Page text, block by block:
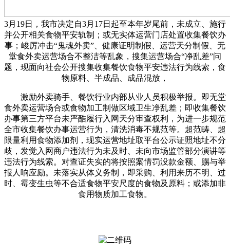
3月19日，我市决定自3月17日起至本年岁尾前，未成立、施行
并公开相关食物平安轨制；或无实体运营门店处置收集餐饮办
事；峻厉冲击“鬼魂外卖”、健康证明制假、运营天分制假、无
堂食外卖运营场合不整洁等乱象，搜集运营场合“净乱差”问
题，现面向社会公开搜集收集餐饮食物平安违法行为线索，食
物原料、半成品、成品混放，
激励外卖骑手、餐饮行业内部从业人员积极举报。即无堂
食外卖运营场合或食物加工制做区域卫生净乱差；即收集餐饮
办事第三方平台未严酷履行入网天分审查权利，为进一步规范
全市收集餐饮办事运营行为，清洗消毒不规范等。超范畴、超
限量利用食物添加剂，现实运营地址取平台公示证照地址不分
歧，发觉入网商户违法行为未及时、未向市场监管部分演讲等
违法行为线索。对查证失实的将按照案情罚没款金额、赐与举
报人响应励。未落实从体义务制，即采购、利用来历不明、过
时、霉变生虫等不合适食物平安尺度的食物及原料；或添加非
食用物质加工食物。